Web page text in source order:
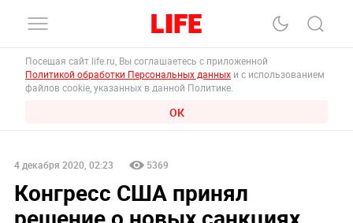
Посещая сайт life.ru, Вы соглашаетесь с приложенной
Политикой обработки Персональных данных и с использованием
файлов cookie, указанных в данной Политике.
ОК
4 декабря 2020, 02:23 5369
Конгресс США принял